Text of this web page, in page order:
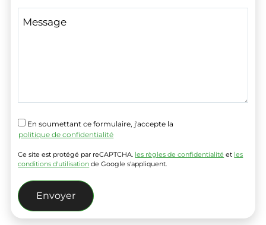
Message
En soumettant ce formulaire, j'accepte la
politique de confidentialité
Ce site est protégé par reCAPTCHA. les règles de confidentialité et les
conditions d'utilisation de Google s'appliquent.
Alternative: